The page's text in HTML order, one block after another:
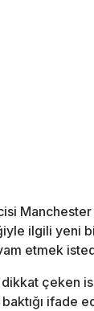
ilgili yeni
etmek
çeken
ifade